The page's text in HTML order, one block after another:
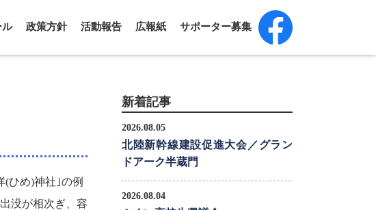
ル 政策方針 活動報告 広報紙 サポーター募集
ひめ)神社｣の例
没が相次ぎ、容
新着記事
2026.08.05
北陸新幹線建設促進大会／グラン
ドアーク半蔵門
2026.08.04